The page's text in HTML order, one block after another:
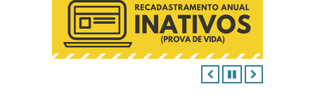
ANTERIOR
PAUSAR